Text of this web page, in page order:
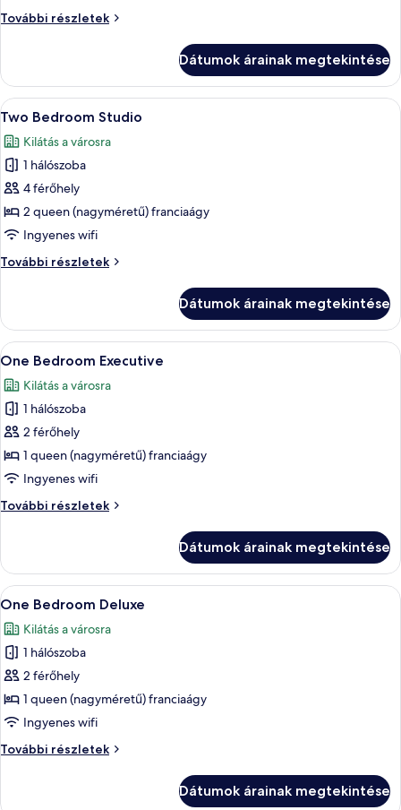
+
További részletek
Studio
részletei
Dátumok árainak megtekintése
A
következő
szoba
összes
képének
megtekintése:
Two
Studio
Egy modern szállodai szoba két
3
Two Bedroom Studio
Kilátás a városra
1 hálószoba
4 férőhely
2 queen (nagyméretű) franciaágy
Ingyenes wifi
További részletek
Two
részletei
Dátumok árainak megtekintése
A
következő
szoba
összes
képének
megtekintése:
One
Executive
Egy szállodai szoba, amelyben egy
4
One Bedroom Executive
Kilátás a városra
1 hálószoba
2 férőhely
1 queen (nagyméretű) franciaágy
Ingyenes wifi
További részletek
One
részletei
Dátumok árainak megtekintése
A
következő
szoba
összes
képének
megtekintése:
One
Deluxe
Egy szállodai szoba, amelyben
4
One Bedroom Deluxe
Kilátás a városra
1 hálószoba
2 férőhely
1 queen (nagyméretű) franciaágy
Ingyenes wifi
További részletek
One
Dátumok árainak megtekintése